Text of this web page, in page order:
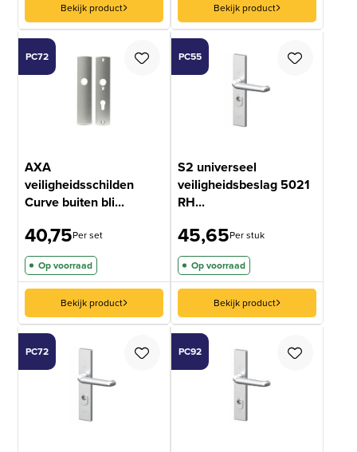
Bekijk product Bekijk product
PC72
AXA
veiligheidsschilden
Curve buiten bli...
40,75Per set
Op voorraad
Bekijk product
PC55
S2 universeel
veiligheidsbeslag 5021
RH...
45,65Per stuk
Op voorraad
Bekijk product
PC72 PC92